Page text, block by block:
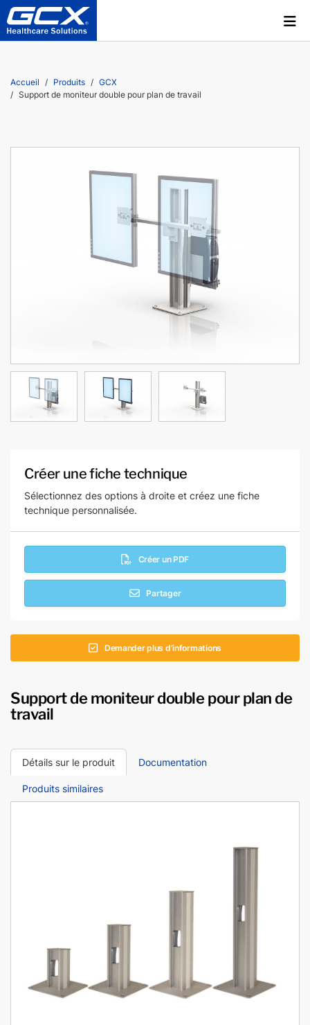
Accueil Produits
GCX
Support de moniteur double pour plan de travail
Créer une fiche technique
Sélectionnez des options à droite et créez une fiche
technique personnalisée.
Créer un PDF
Partager
Demander plus d’informations
Support de moniteur double pour plan de
travail
Détails sur le produit
Documentation
Produits similaires